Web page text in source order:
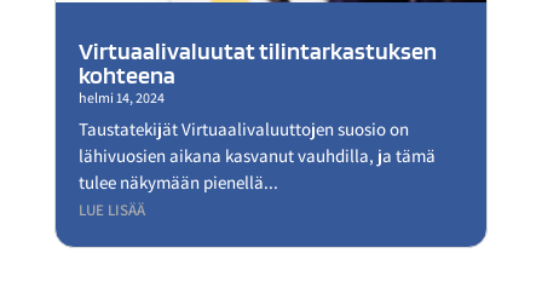
Virtuaalivaluutat tilintarkastuksen
kohteena
helmi 14, 2024
Taustatekijät Virtuaalivaluuttojen suosio on
lähivuosien aikana kasvanut vauhdilla, ja tämä
tulee näkymään pienellä...
LUE LISÄÄ